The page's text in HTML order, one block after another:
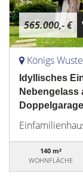
565.000,- €
Königs
Idyllisches
Nebengelass
Doppelgarage
140 m²
WOHNFLÄCHE